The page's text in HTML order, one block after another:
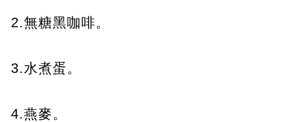
2.無糖黑咖啡。
3.水煮蛋。
4.燕麥。